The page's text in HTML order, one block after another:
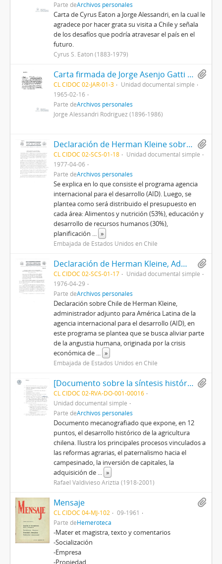
Parte deArchivos personales
Carta de Cyrus Eaton a Jorge Alessandri, en la cual le
agradece por hacer grata su visita a Chile y señala
de los desafíos que podría atravesar el país en el
futuro.
Cyrus S. Eaton (1883-1979)
Carta firmada de Jorge Asenjo Gatti a Jorge Alessandri Rodríguez en la cual le agradece por la colaboración y preocupación por las leyes agrarias, específicamente, sobre el uso y regulación de pesticidas.
CL CIDOC 02-JAR-01-3
Unidad documental simple
1965-02-16
Parte deArchivos personales
Jorge Alessandri Rodríguez (1896-1986)
Declaración de Herman Kleine sobre proposiciones de ayuda para América Latina y región del Caribe para el año fiscal 1977
CL CIDOC 02-SCS-01-18
Unidad documental simple
1977-04-06
Parte deArchivos personales
Se explica en lo que consiste el programa agencia
internacional para el desarrollo (AID). Luego, se
plantea como será distribuido el presupuesto en
cada área: Alimentos y nutrición (53%), educación y
desarrollo de recursos humanos (30%),
planificación ... »
Embajada de Estados Unidos en Chile
Declaración de Herman Kleine, Administrador adjunto para América Latina de la Agencia Internacional para el Desarrollo [AID] sobre la situación en Chile.
CL CIDOC 02-SCS-01-17
Unidad documental simple
1976-04-29
Parte deArchivos personales
Declaración sobre Chile de Herman Kleine,
administrador adjunto para América Latina de la
agencia internacional para el desarrollo (AID), en
este programa se plantea que se busca aliviar parte
de la angustia humana, originada por la crisis
económica de ... »
Embajada de Estados Unidos en Chile
[Documento sobre la síntesis histórica del desarrollo agrícola en Chile]
CL CIDOC 02-RVA-DO-001-00016
Unidad documental simple
Parte deArchivos personales
Documento mecanografiado que expone, en 12
puntos, el desarrollo histórico de la agricultura
chilena. Ilustra los principales procesos vinculados a
las reformas agrarias, el paternalismo hacia el
campesinado, la inversión de capitales, la
adquisición de ... »
Rafael Valdivieso Ariztía (1918-2001)
Mensaje
CL CIDOC 04-MJ-102
09-1961
Parte deHemeroteca
-Mater et magistra, texto y comentarios
-Socialización
-Empresa
-Propiedad